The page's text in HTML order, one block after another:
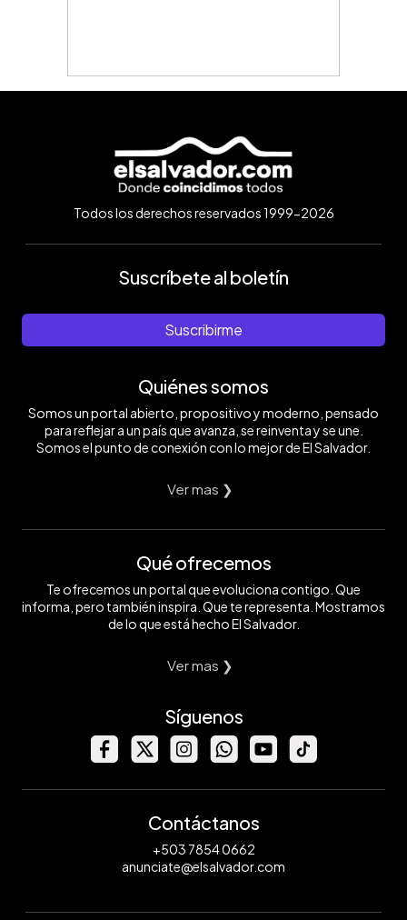
Todos los derechos reservados 1999-2026
Suscríbete al boletín
Suscribirme
Quiénes somos
Somos un portal abierto, propositivo y moderno, pensado
para reflejar a un país que avanza, se reinventa y se une.
Somos el punto de conexión con lo mejor de El Salvador.
Ver mas ❯
Qué ofrecemos
Te ofrecemos un portal que evoluciona contigo. Que
informa, pero también inspira. Que te representa. Mostramos
de lo que está hecho El Salvador.
Ver mas ❯
Síguenos
Contáctanos
+503 7854 0662
anunciate@elsalvador.com